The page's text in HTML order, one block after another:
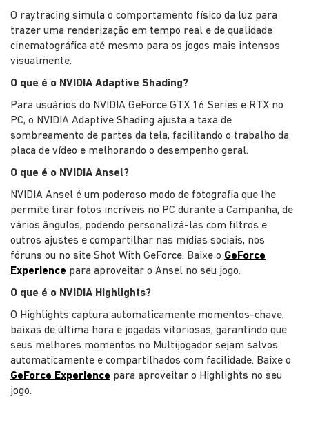
O raytracing simula o comportamento físico da luz para
trazer uma renderização em tempo real e de qualidade
cinematográfica até mesmo para os jogos mais intensos
visualmente.
O que é o NVIDIA Adaptive Shading?
Para usuários do NVIDIA GeForce GTX 16 Series e RTX no
PC, o NVIDIA Adaptive Shading ajusta a taxa de
sombreamento de partes da tela, facilitando o trabalho da
placa de vídeo e melhorando o desempenho geral.
O que é o NVIDIA Ansel?
NVIDIA Ansel é um poderoso modo de fotografia que lhe
permite tirar fotos incríveis no PC durante a Campanha, de
vários ângulos, podendo personalizá-las com filtros e
outros ajustes e compartilhar nas mídias sociais, nos
fóruns ou no site Shot With GeForce. Baixe o GeForce
Experience para aproveitar o Ansel no seu jogo.
O que é o NVIDIA Highlights?
O Highlights captura automaticamente momentos-chave,
baixas de última hora e jogadas vitoriosas, garantindo que
seus melhores momentos no Multijogador sejam salvos
automaticamente e compartilhados com facilidade. Baixe o
GeForce Experience para aproveitar o Highlights no seu
jogo.